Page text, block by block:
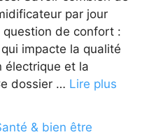
par jour
question de confort :
impacte la qualité
électrique et la
dossier … Lire plus
& bien être